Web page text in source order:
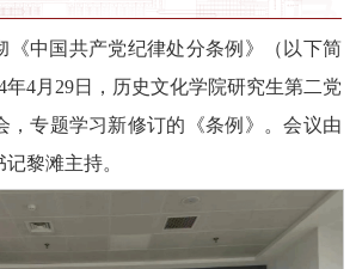
《中国共产党纪律处分条例》（以下简
年4月29日，历史文化学院研究生第二党
，专题学习新修订的《条例》。会议由
黎滩主持。